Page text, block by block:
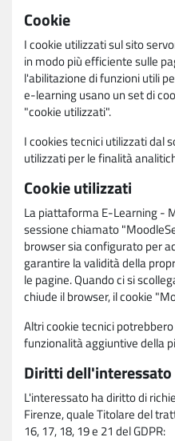
Cookie
I cookie utilizzati sul sito
in modo più efficiente sulle
l'abilitazione di funzioni utili
e-learning usano un set di
"cookie utilizzati".
I cookies tecnici utilizzati dal
utilizzati per le finalità
Cookie utilizzati
La piattaforma E-Learning -
sessione chiamato
browser sia configurato per
garantire la validità della
le pagine. Quando ci si
chiude il browser, il cookie
Altri cookie tecnici
funzionalità aggiuntive della
Diritti dell'interessato
L'interessato ha diritto di
Firenze, quale Titolare del
16, 17, 18, 19 e 21 del GDPR: